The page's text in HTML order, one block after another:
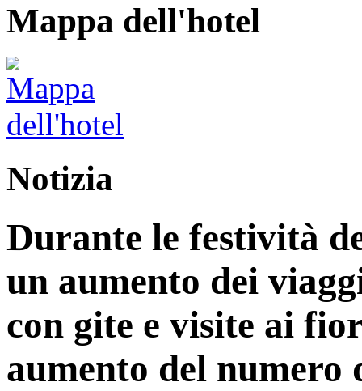
Mappa dell'hotel
Notizia
Durante le festività
un aumento dei
con gite e visite ai
aumento del